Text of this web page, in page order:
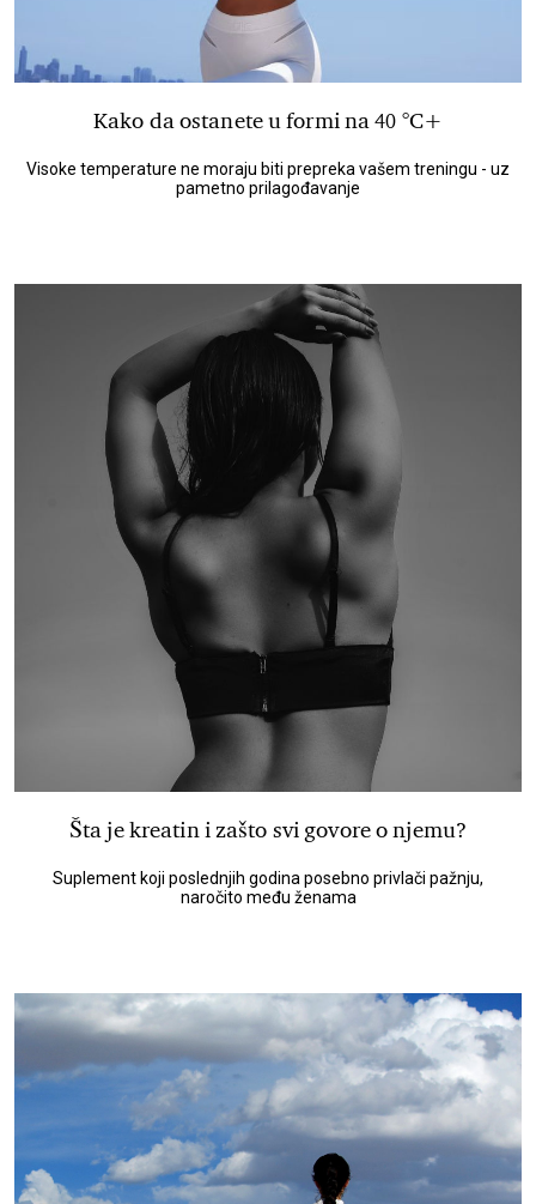
Kako da ostanete u formi na 40 °C+
Visoke temperature ne moraju biti prepreka vašem treningu - uz
pametno prilagođavanje
Šta je kreatin i zašto svi govore o njemu?
Suplement koji poslednjih godina posebno privlači pažnju,
naročito među ženama